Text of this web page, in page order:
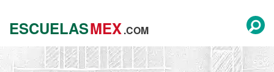
ESCUELASMEX.COM